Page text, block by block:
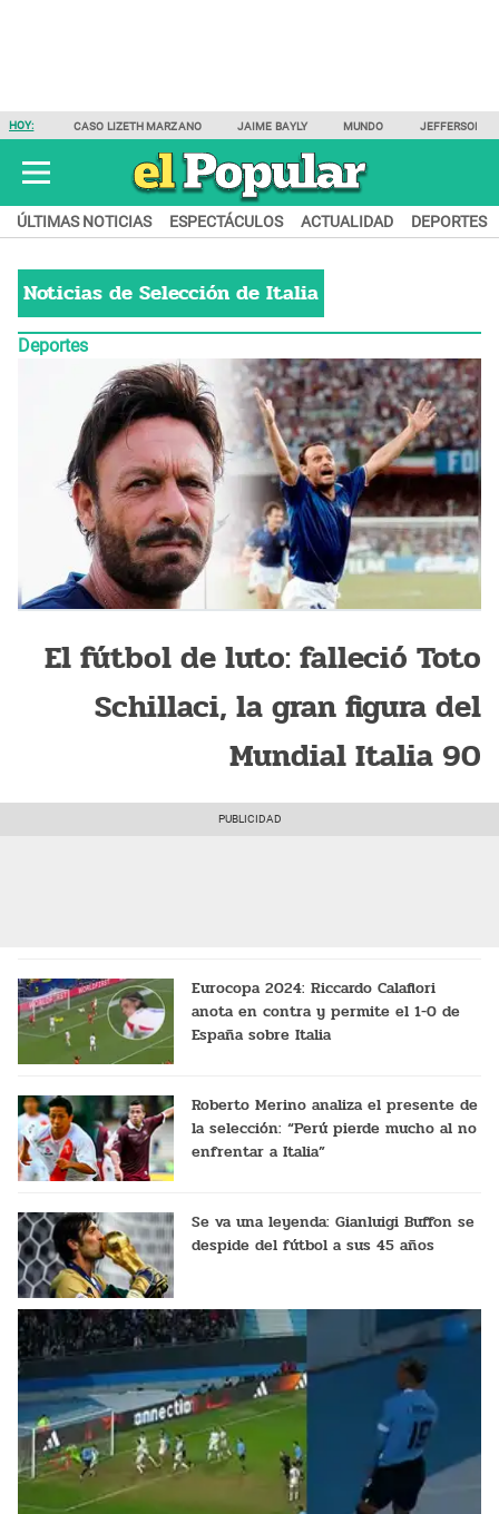
HOY: CASO LIZETH MARZANO JAIME BAYLY MUNDO JEFFERSON
ÚLTIMAS NOTICIAS ESPECTÁCULOS ACTUALIDAD DEPORTES
Noticias de Selección de Italia
Deportes
El fútbol de luto: falleció Toto
Schillaci, la gran figura del
Mundial Italia 90
Eurocopa 2024: Riccardo Calafiori
anota en contra y permite el 1-0 de
España sobre Italia
Roberto Merino analiza el presente de
la selección: “Perú pierde mucho al no
enfrentar a Italia”
Se va una leyenda: Gianluigi Buffon se
despide del fútbol a sus 45 años